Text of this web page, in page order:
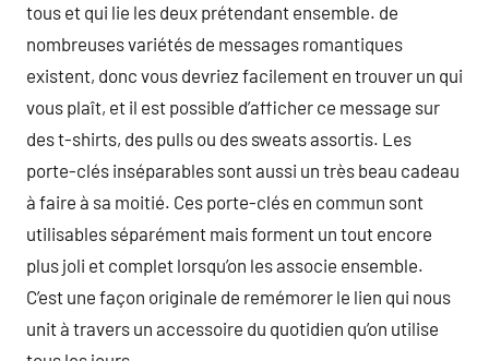
tous et qui lie les deux prétendant ensemble. de
nombreuses variétés de messages romantiques
existent, donc vous devriez facilement en trouver un qui
vous plaît, et il est possible d’afficher ce message sur
des t-shirts, des pulls ou des sweats assortis. Les
porte-clés inséparables sont aussi un très beau cadeau
à faire à sa moitié. Ces porte-clés en commun sont
utilisables séparément mais forment un tout encore
plus joli et complet lorsqu’on les associe ensemble.
C’est une façon originale de remémorer le lien qui nous
unit à travers un accessoire du quotidien qu’on utilise